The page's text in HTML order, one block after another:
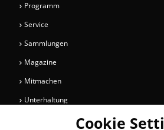
Programm
Service
Sammlungen
Magazine
Mitmachen
Unterhaltung
Cookie